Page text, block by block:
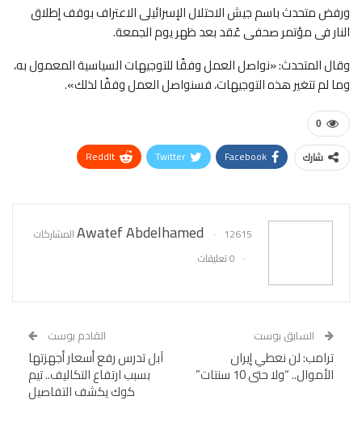
ورفض متحدث باسم جيش الاحتلال الإسرائيلى الاعتراف بوقف إطلاق
النار فى مؤتمر صحفى عُقد بعد ظهر يوم الجمعة.
وقال المتحدث: «نواصل العمل وفقًا للتوجيهات السياسية المعمول به،
وما لم تتغير هذه التوجيهات، فسنواصل العمل وفقًا لذلك».
0
شارك Facebook
Twitter
ReddIt
Awatef Abdelhamed
12615 المشاركات
0 تعليقات
السابق بوست
ترامب: لن نعطي إيران
الأموال.. “ولا حتى 10 سنتات”
القادم بوست
آبل تدرس رفع أسعار أجهزتها
بسبب ارتفاع التكاليف.. تيم
كوك يكشف التفاصيل